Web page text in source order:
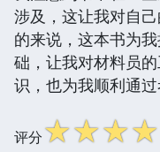
涉及，这让我对自
的来说，这本书为
础，让我对材料员
识，也为我顺利通过
评分☆☆☆☆